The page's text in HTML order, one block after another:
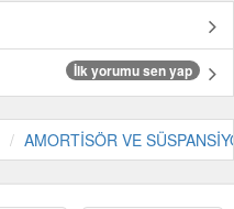
İlk yorumu sen yap
AMORTİSÖR VE